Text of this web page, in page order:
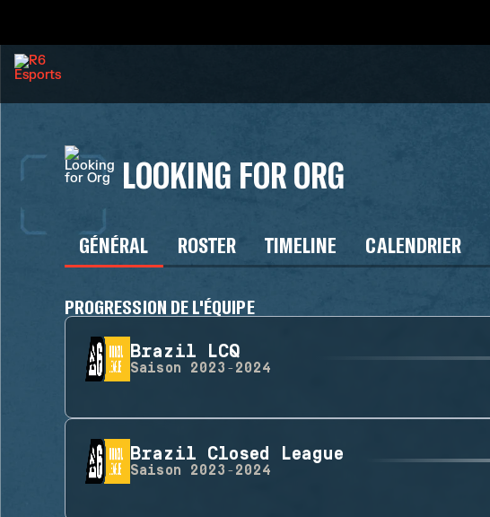
LOOKING FOR ORG
GÉNÉRAL ROSTER TIMELINE CALENDRIER
PROGRESSION DE L'ÉQUIPE
Brazil LCQ
Saison 2023-2024
Brazil Closed League
Saison 2023-2024